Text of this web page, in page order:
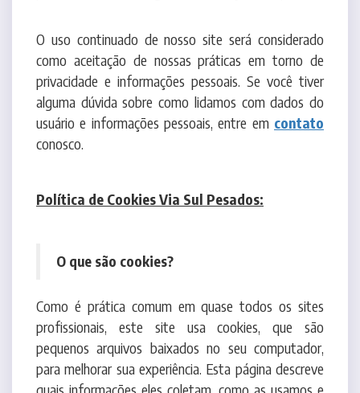
privacidade e informações pessoais. Se você tiver
alguma dúvida sobre como lidamos com dados do
usuário e informações pessoais, entre emcontato
conosco.
Política de Cookies Via Sul Pesados:
Como é prática comum em quase todos os sites
pequenos arquivos baixados no seu computador,
para melhorar sua experiência. Esta página descreve
quais informações eles coletam, como as usamos e
por que às vezes precisamos armazenar esses
cookies. Também compartilharemos como você